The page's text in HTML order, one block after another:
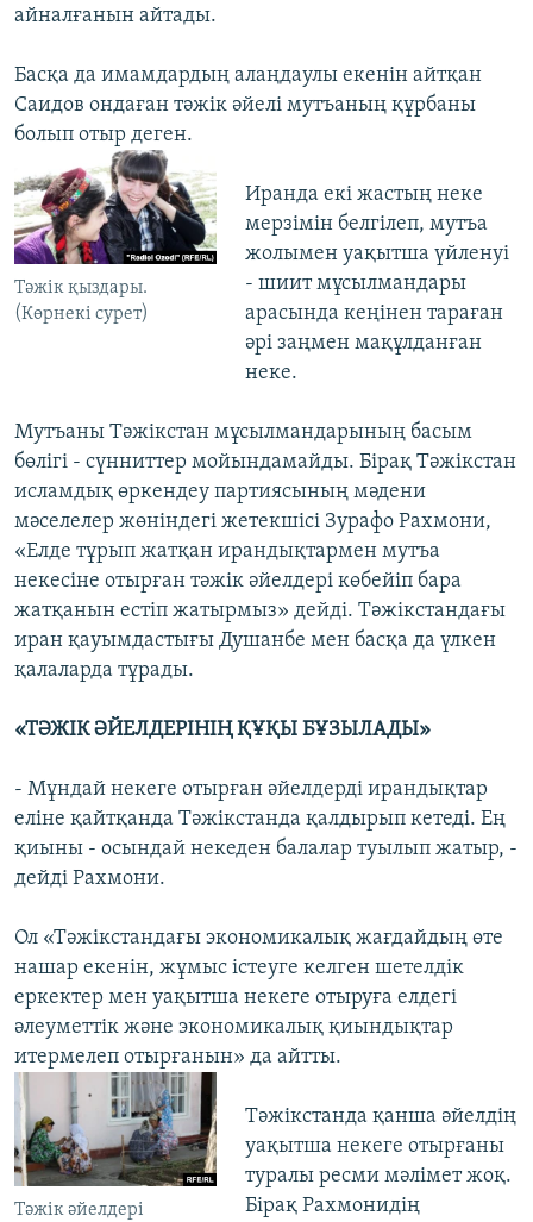
айналғанын айтады.
Басқа да имамдардың алаңдаулы екенін айтқан
Саидов ондаған тәжік әйелі мутъаның құрбаны
болып отыр деген.
Тәжік қыздары.
(Көрнекі сурет)
Иранда екі жастың неке
мерзімін белгілеп, мутъа
жолымен уақытша үйленуі
- шиит мұсылмандары
арасында кеңінен тараған
әрі заңмен мақұлданған
неке.
Мутъаны Тәжікстан мұсылмандарының басым
бөлігі - сүнниттер мойындамайды. Бірақ Тәжікстан
исламдық өркендеу партиясының мәдени
мәселелер жөніндегі жетекшісі Зурафо Рахмони,
«Елде тұрып жатқан ирандықтармен мутъа
некесіне отырған тәжік әйелдері көбейіп бара
жатқанын естіп жатырмыз» дейді. Тәжікстандағы
иран қауымдастығы Душанбе мен басқа да үлкен
қалаларда тұрады.
«ТӘЖІК ӘЙЕЛДЕРІНІҢ ҚҰҚЫ БҰЗЫЛАДЫ»
- Мұндай некеге отырған әйелдерді ирандықтар
еліне қайтқанда Тәжікстанда қалдырып кетеді. Ең
қиыны - осындай некеден балалар туылып жатыр, -
дейді Рахмони.
Ол «Тәжікстандағы экономикалық жағдайдың өте
нашар екенін, жұмыс істеуге келген шетелдік
еркектер мен уақытша некеге отыруға елдегі
әлеуметтік және экономикалық қиындықтар
итермелеп отырғанын» да айтты.
Тәжік әйелдері
Тәжікстанда қанша әйелдің
уақытша некеге отырғаны
туралы ресми мәлімет жоқ.
Бірақ Рахмонидің